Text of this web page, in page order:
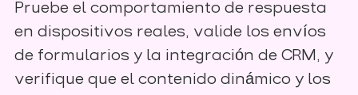
Pruebe el comportamiento de respuesta
en dispositivos reales, valide los envíos
de formularios y la integración de CRM, y
verifique que el contenido dinámico y los